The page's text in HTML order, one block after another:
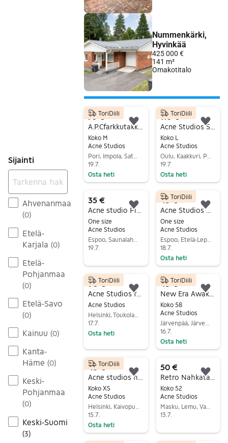
Sijainti
Ahvenanmaa
(0)
Etelä-
Karjala (0)
Etelä-
Pohjanmaa
(0)
Etelä-Savo
(0)
Kainuu (0)
Kanta-
Häme (0)
Keski-
Pohjanmaa
(0)
Keski-Suomi
(3)
70 €
Koko M
Acne Studios
19.7.
Osta heti
ToriDiili
Lisää suosikiksi.
110 €
Acne Studios Stamp Logo T-Paita
Koko L
Acne Studios
19.7.
Osta heti
ToriDiili
35 €
One size
Acne Studios
19.7.
Lisää suosikiksi.
45 €
Acne Studios Mohair-huivi — beige/mint/musta | Käytetty
One size
Acne Studios
Espoo, Etelä-Leppävaara, Uusimaa
18.7.
Osta heti
ToriDiili
90 €
Acne Studios farkut 1996 31/30
Acne Studios
17.7.
Osta heti
ToriDiili
Lisää suosikiksi.
Siirry ilmoitukseen
45 €
New Era Awake 59FIFTY lippis koko 7 1/2 musta
Koko 58
Acne Studios
16.7.
Osta heti
ToriDiili
45 €
Koko XS
Acne Studios
15.7.
Osta heti
ToriDiili
Lisää suosikiksi.
50 €
Koko 52
Acne Studios
Masku, Lemu, Varsinais-Suomi
13.7.